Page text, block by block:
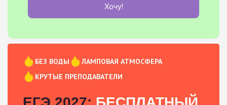
Хочу!
БЕЗ ВОДЫ
ЛАМПОВАЯ АТМОСФЕРА
КРУТЫЕ ПРЕПОДАВАТЕЛИ